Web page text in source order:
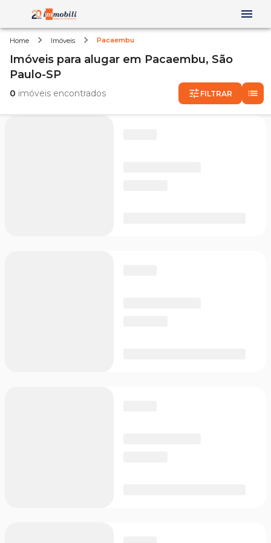
Home Imóveis Pacaembu
Imóveis para alugar em Pacaembu, São
Paulo-SP
0 imóveis encontrados FILTRAR